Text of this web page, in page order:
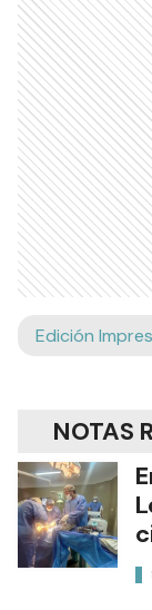
Edición
NOTAS